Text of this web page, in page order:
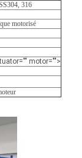
316
motorisé
motor="">